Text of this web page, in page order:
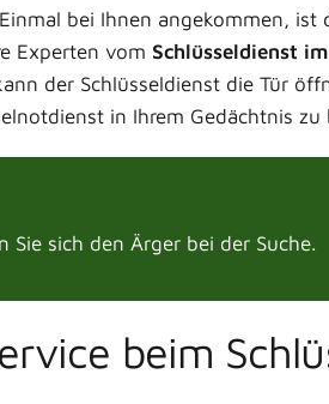
bei Ihnen angekommen,
Experten vom Schlüsseldienst
der Schlüsseldienst die Tür
in Ihrem Gedächtnis zu
Sie sich den Ärger bei der Suche.
beim